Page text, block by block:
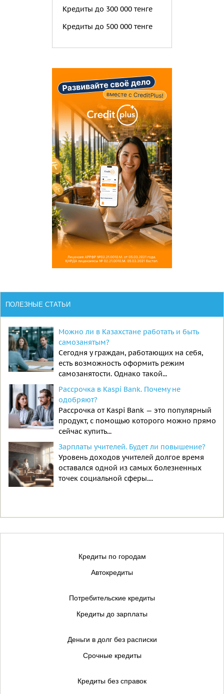
Кредиты до 300 000 тенге
Кредиты до 500 000 тенге
ПОЛЕЗНЫЕ СТАТЬИ
Можно ли в Казахстане работать и быть
самозанятым?
Сегодня у граждан, работающих на себя,
есть возможность оформить режим
самозанятости. Однако такой...
Рассрочка в Kaspi Bank. Почему не
одобряют?
Рассрочка от Kaspi Bank — это популярный
продукт, с помощью которого можно прямо
сейчас купить...
Зарплаты учителей. Будет ли повышение?
Уровень доходов учителей долгое время
оставался одной из самых болезненных
точек социальной сферы....
Кредиты по городам
Автокредиты
Потребительские кредиты
Кредиты до зарплаты
Деньги в долг без расписки
Срочные кредиты
Кредиты без справок